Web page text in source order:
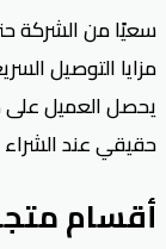
حقيقي عند الشراء
أقسام